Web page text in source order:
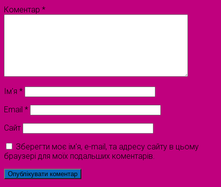
Коментар *
Ім'я *
Email *
Сайт
Зберегти моє ім'я, e-mail, та адресу сайту в цьому
браузері для моїх подальших коментарів.